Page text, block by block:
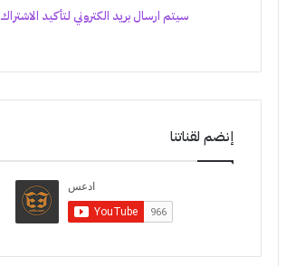
سيتم ارسال بريد الكتروني لتأكيد الاشتراك
إنضم لقناتنا